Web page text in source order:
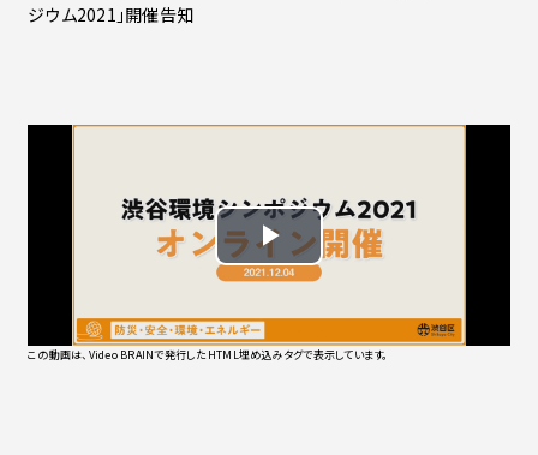
ジウム2021」開催告知
この動画は、Video BRAINで発行したHTML埋め込みタグで表示しています。